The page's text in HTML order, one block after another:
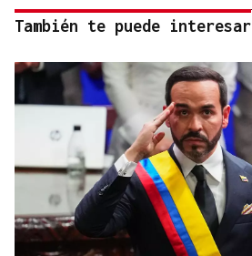
También te puede interesar